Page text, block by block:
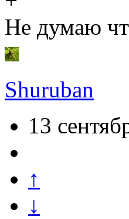
Не думаю
Shuruban
13
↑
↓